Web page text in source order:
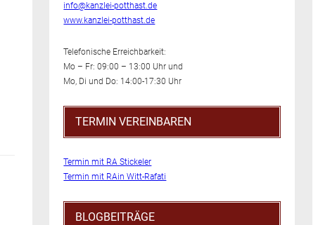
info@kanzlei-potthast.de
www.kanzlei-potthast.de
Telefonische Erreichbarkeit:
Mo – Fr: 09:00 – 13:00 Uhr und
Mo, Di und Do: 14:00-17:30 Uhr
TERMIN VEREINBAREN
Termin mit RA Stickeler
Termin mit RAin Witt-Rafati
BLOGBEITRÄGE